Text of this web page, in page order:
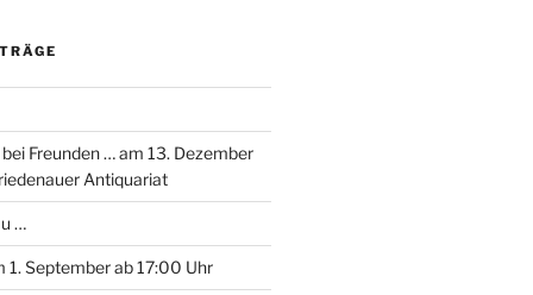
Freunden … am 13. Dezember
Antiquariat
…
1. September ab 17:00 Uhr